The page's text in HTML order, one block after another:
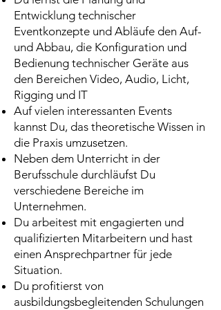
Entwicklung technischer
Eventkonzepte und Abläufe den Auf-
und Abbau, die Konfiguration und
Bedienung technischer Geräte aus
den Bereichen Video, Audio, Licht,
Rigging und IT
Auf vielen interessanten Events
kannst Du, das theoretische Wissen in
die Praxis umzusetzen.
Neben dem Unterricht in der
Berufsschule durchläufst Du
verschiedene Bereiche im
Unternehmen.
Du arbeitest mit engagierten und
qualifizierten Mitarbeitern und hast
einen Ansprechpartner für jede
Situation.
Du profitierst von
ausbildungsbegleitenden Schulungen